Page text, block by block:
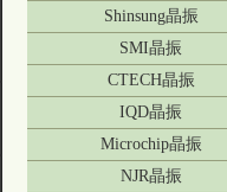
Shinsung晶振
SMI晶振
CTECH晶振
IQD晶振
Microchip晶振
NJR晶振